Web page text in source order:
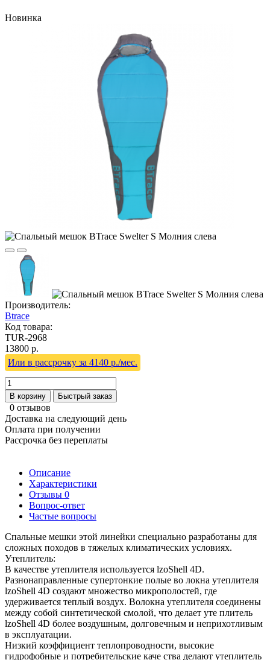
Новинка
Производитель:
Btrace
Код товара:
TUR-2968
13800 р.
Или в рассрочку за 4140 р./мес.
В корзину Быстрый заказ
0 отзывов
Доставка на следующий день
Оплата при получении
Рассрочка без переплаты
Описание
Характеристики
Отзывы 0
Вопрос-ответ
Частые вопросы
Спальные мешки этой линейки специально разработаны для
сложных походов в тяжелых климатических условиях.
Утеплитель:
В качестве утеплителя используется lzoShell 4D.
Разнонаправленные супертонкие полые во локна утеплителя
lzoShell 4D создают множество микрополостей, где
удерживается теплый воздух. Волокна утеплителя соединены
между собой синтетической смолой, что делает уте плитель
lzoShell 4D более воздушным, долговечным и неприхотливым
в эксплуатации.
Низкий коэффициент теплопроводности, высокие
гидрофобные и потребительские каче ства делают утеплитель